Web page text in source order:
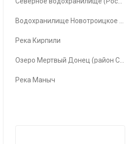
Река Кирпили
Река Маныч